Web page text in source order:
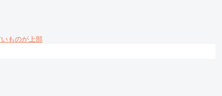
ものが上部